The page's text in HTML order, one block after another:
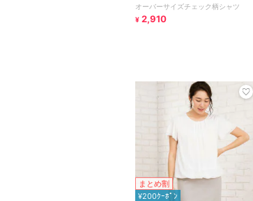
オーバーサイズチェック柄シャツ
¥ 2,910
まとめ割
¥200ｸｰﾎﾟﾝ